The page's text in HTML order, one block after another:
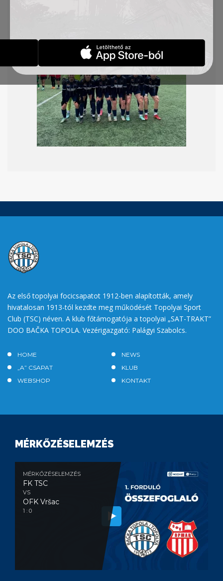
Az első topolyai focicsapatot 1912-ben alapították, amely
hivatalosan 1913-tól kezdte meg működését Topolyai Sport
Club (TSC) néven. A klub főtámogatója a topolyai „SAT-TRAKT”
DOO BAČKA TOPOLA. Vezérigazgató: Palágyi Szabolcs.
HOME
NEWS
„A” CSAPAT
KLUB
WEBSHOP
KONTAKT
MÉRKŐZÉSELEMZÉS
MÉRKŐZÉSELEMZÉS
FK TSC
VS
OFK Vršac
1 : 0